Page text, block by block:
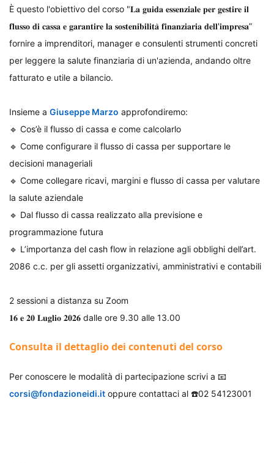
È questo l'obiettivo del corso "𝐋𝐚 𝐠𝐮𝐢𝐝𝐚 𝐞𝐬𝐬𝐞𝐧𝐳𝐢𝐚𝐥𝐞 𝐩𝐞𝐫 𝐠𝐞𝐬𝐭𝐢𝐫𝐞 𝐢𝐥
𝐟𝐥𝐮𝐬𝐬𝐨 𝐝𝐢 𝐜𝐚𝐬𝐬𝐚 𝐞 𝐠𝐚𝐫𝐚𝐧𝐭𝐢𝐫𝐞 𝐥𝐚 𝐬𝐨𝐬𝐭𝐞𝐧𝐢𝐛𝐢𝐥𝐢𝐭𝐚̀ 𝐟𝐢𝐧𝐚𝐧𝐳𝐢𝐚𝐫𝐢𝐚 𝐝𝐞𝐥𝐥'𝐢𝐦𝐩𝐫𝐞𝐬𝐚”
fornire a imprenditori, manager e consulenti strumenti concreti
per leggere la salute finanziaria di un'azienda, andando oltre
fatturato e utile a bilancio.
Insieme a Giuseppe Marzo approfondiremo:
🔹 Cos’è il flusso di cassa e come calcolarlo
🔹 Come configurare il flusso di cassa per supportare le
decisioni manageriali
🔹 Come collegare ricavi, margini e flusso di cassa per valutare
la salute aziendale
🔹 Dal flusso di cassa realizzato alla previsione e
programmazione futura
🔹 L’importanza del cash flow in relazione agli obblighi dell’art.
2086 c.c. per gli assetti organizzativi, amministrativi e contabili
2 sessioni a distanza su Zoom
𝟏𝟔 𝐞 𝟐𝟎 𝐋𝐮𝐠𝐥𝐢𝐨 𝟐𝟎𝟐𝟔 dalle ore 9.30 alle 13.00
Consulta il dettaglio dei contenuti del corso
Per conoscere le modalità di partecipazione scrivi a 📧
corsi@fondazioneidi.it oppure contattaci al ☎️02 54123001